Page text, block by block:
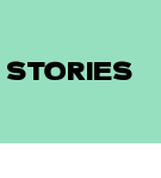
STORIES